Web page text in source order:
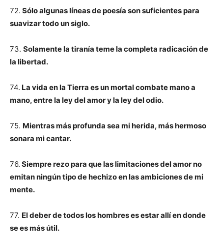
72. Sólo algunas líneas de poesía son suficientes para
suavizar todo un siglo.
73. Solamente la tiranía teme la completa radicación de
la libertad.
74. La vida en la Tierra es un mortal combate mano a
mano, entre la ley del amor y la ley del odio.
75. Mientras más profunda sea mi herida, más hermoso
sonara mi cantar.
76. Siempre rezo para que las limitaciones del amor no
emitan ningún tipo de hechizo en las ambiciones de mi
mente.
77. El deber de todos los hombres es estar allí en donde
se es más útil.